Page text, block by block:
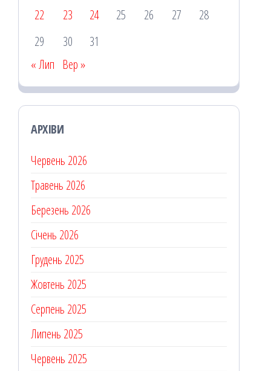
22
23 24 25 26 27
28
29
30
31
« Лип Вер »
АРХІВИ
Червень 2026
Травень 2026
Березень 2026
Січень 2026
Грудень 2025
Жовтень 2025
Серпень 2025
Липень 2025
Червень 2025